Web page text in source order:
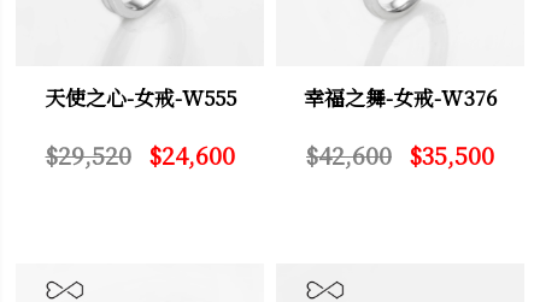
天使之心-女戒-W555
$29,520 $24,600
幸福之舞-女戒-W376
$42,600 $35,500